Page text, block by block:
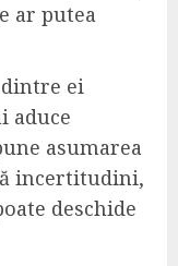
ar putea
ei
aduce
asumarea
incertitudini,
deschide